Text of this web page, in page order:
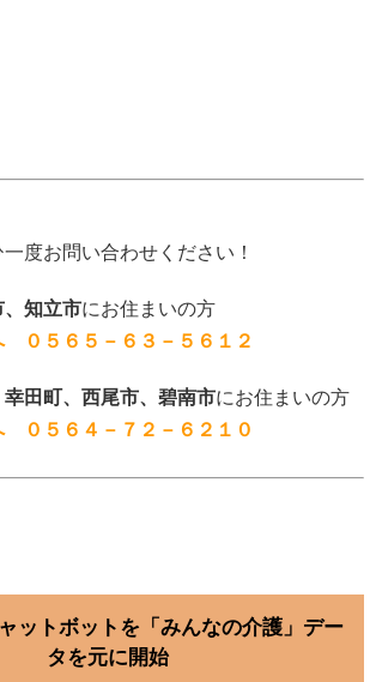
度お問い合わせください！
、知立市にお住まいの方
０５６５－６３－５６１２
幸田町、西尾市、碧南市にお住まいの方
０５６４－７２－６２１０
ットボットを「みんなの介護」デー
タを元に開始